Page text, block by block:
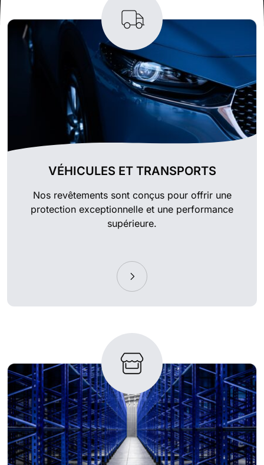
VÉHICULES ET TRANSPORTS
Nos revêtements sont conçus pour offrir une
protection exceptionnelle et une performance
supérieure.